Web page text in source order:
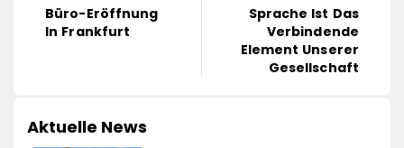
Büro-Eröffnung
In Frankfurt
Sprache Ist Das
Verbindende
Element Unserer
Gesellschaft
Aktuelle News